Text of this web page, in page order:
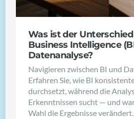
Was ist der
Business Intelligence
Datenanalyse?
Navigieren zwischen BI und
Erfahren Sie, wie BI
durchsetzt, während die
Erkenntnissen sucht — und
Wahl die Ergebnisse verändert.